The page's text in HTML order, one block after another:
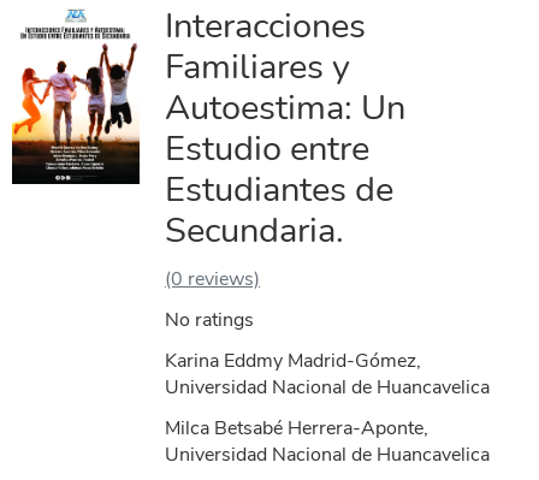
Interacciones
Familiares y
Autoestima: Un
Estudio entre
Estudiantes de
Secundaria.
(0 reviews)
No ratings
Karina Eddmy Madrid-Gómez,
Universidad Nacional de Huancavelica
Milca Betsabé Herrera-Aponte,
Universidad Nacional de Huancavelica